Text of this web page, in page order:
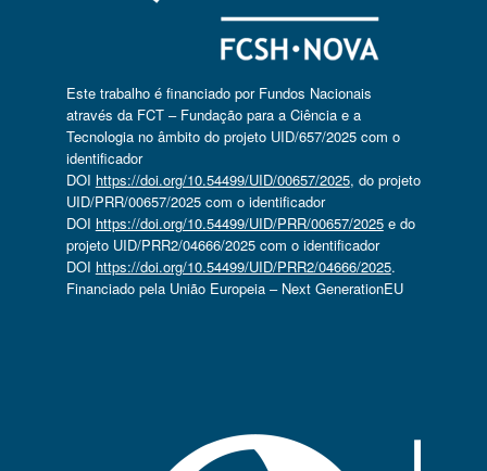
Este trabalho é financiado por Fundos Nacionais
através da FCT – Fundação para a Ciência e a
Tecnologia no âmbito do projeto UID/657/2025 com o
identificador
DOI https://doi.org/10.54499/UID/00657/2025, do projeto
UID/PRR/00657/2025 com o identificador
DOI https://doi.org/10.54499/UID/PRR/00657/2025e do
projeto UID/PRR2/04666/2025 com o identificador
DOI https://doi.org/10.54499/UID/PRR2/04666/2025.
Financiado pela União Europeia – Next GenerationEU